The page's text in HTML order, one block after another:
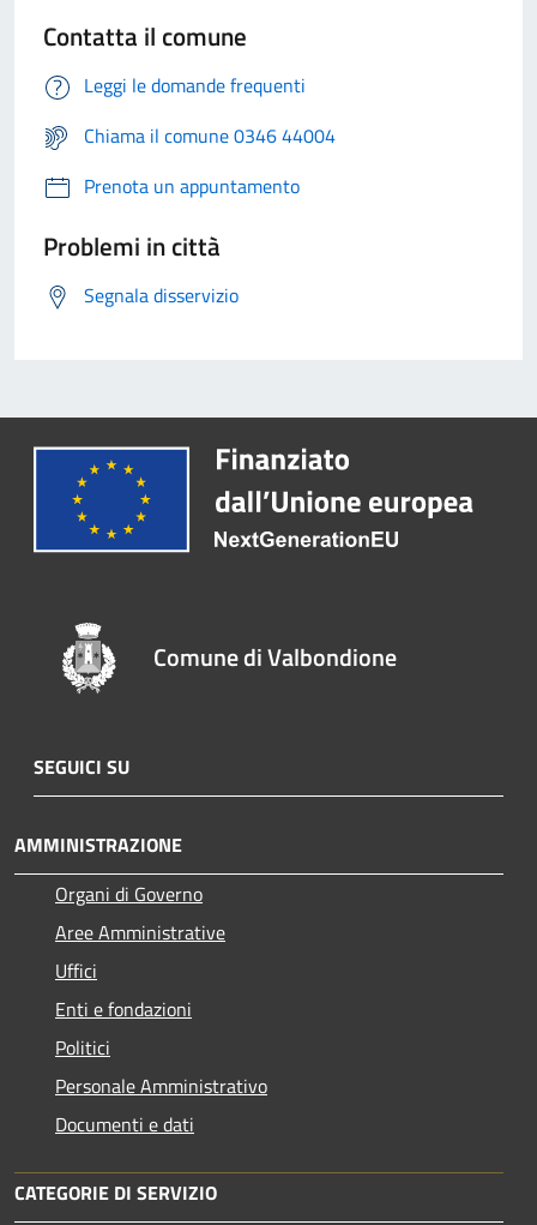
Contatta il comune
Leggi le domande frequenti
Chiama il comune 0346 44004
Prenota un appuntamento
Problemi in città
Segnala disservizio
Comune di Valbondione
SEGUICI SU
AMMINISTRAZIONE
Organi di Governo
Aree Amministrative
Uffici
Enti e fondazioni
Politici
Personale Amministrativo
Documenti e dati
CATEGORIE DI SERVIZIO